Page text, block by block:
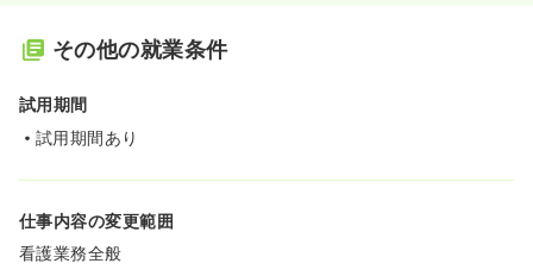
その他の就業条件
試用期間
試用期間あり
仕事内容の変更範囲
看護業務全般